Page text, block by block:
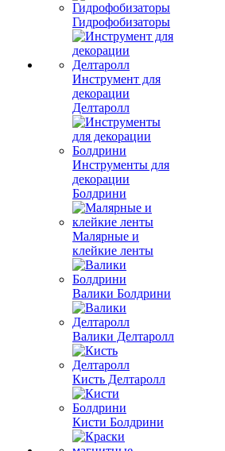
Гидрофобизаторы
Инструмент для
декорации
Делтаролл
Инструменты для
декорации
Болдрини
Малярные и
клейкие ленты
Валики Болдрини
Валики Делтаролл
Кисть Делтаролл
Кисти Болдрини